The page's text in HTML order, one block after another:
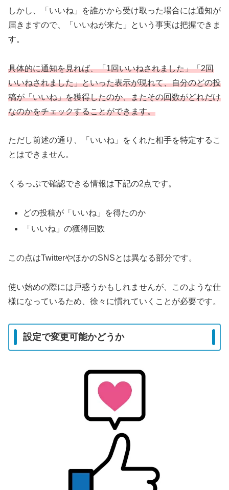
しかし、「いいね」を誰かから受け取った場合には通知が
届きますので、「いいねが来た」という事実は把握できま
す。
具体的に通知を見れば、「1回いいねされました」「2回
いいねされました」といった表示が現れて、自分のどの投
稿が「いいね」を獲得したのか、またその回数がどれだけ
なのかをチェックすることができます。
ただし前述の通り、「いいね」をくれた相手を特定するこ
とはできません。
くるっぷで確認できる情報は下記の2点です。
どの投稿が「いいね」を得たのか
「いいね」の獲得回数
この点はTwitterやほかのSNSとは異なる部分です。
使い始めの際には戸惑うかもしれませんが、このような仕
様になっているため、徐々に慣れていくことが必要です。
設定で変更可能かどうか